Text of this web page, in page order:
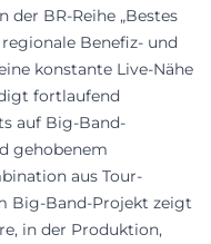
BR-Reihe „Bestes
Benefiz- und
konstante Live-Nähe
fortlaufend
auf Big-Band-
gehobenem
aus Tour-
Big-Band-Projekt zeigt
in der Produktion,